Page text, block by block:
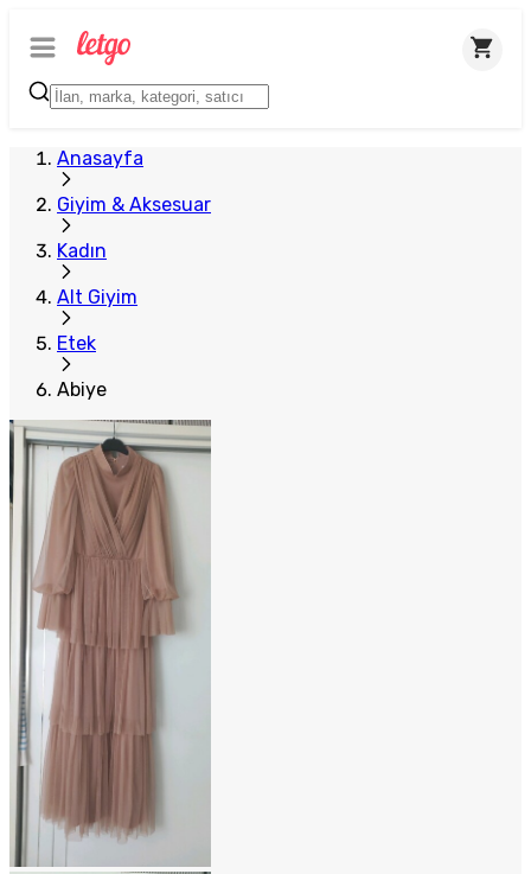
Anasayfa
Giyim & Aksesuar
Kadın
Alt Giyim
Etek
Abiye